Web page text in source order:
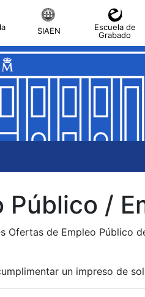
SIAEN
Escuela de
Grabado
/
Ofertas de Empleo Público
un impreso de